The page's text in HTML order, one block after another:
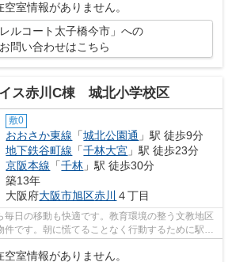
空室情報がありません。
レルコート太子橋今市」への
お問い合わせはこちら
ス赤川C棟 城北小学校区
敷0
おおさか東線 「城北公園通 」駅 徒歩9分
地下鉄谷町線 「千林大宮 」駅 徒歩23分
京阪本線 「千林 」駅 徒歩30分
築13年
大阪府大阪市旭区赤川 ４丁目
日の移動も快適です。教育環境の整う文教地区
件です。朝に慌てることなく行動するために駅か
空室情報がありません。